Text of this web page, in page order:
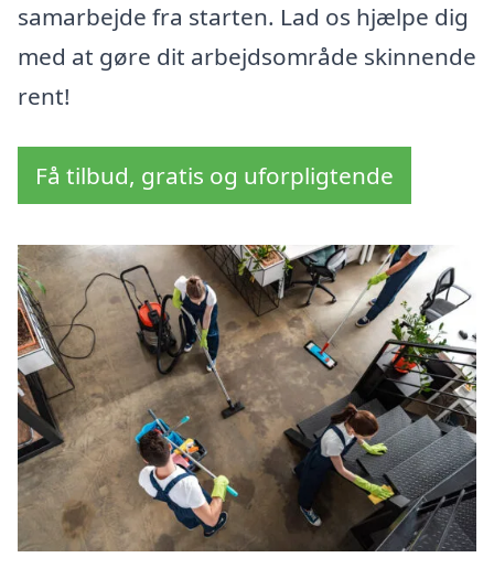
samarbejde fra starten. Lad os hjælpe dig
med at gøre dit arbejdsområde skinnende
rent!
Få tilbud, gratis og uforpligtende